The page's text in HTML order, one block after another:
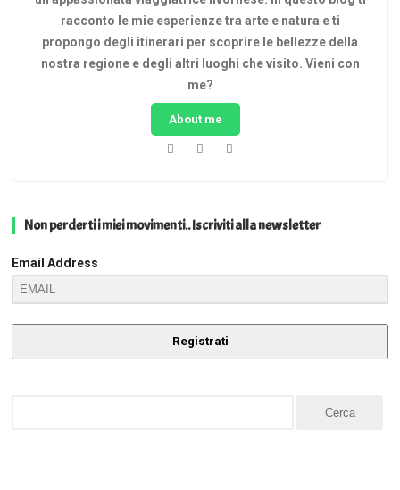
racconto le mie esperienze tra arte e natura e ti
propongo degli itinerari per scoprire le bellezze della
nostra regione e degli altri luoghi che visito. Vieni con
me?
About me
Non perderti i miei movimenti.. Iscriviti alla newsletter
Email Address
Registrati